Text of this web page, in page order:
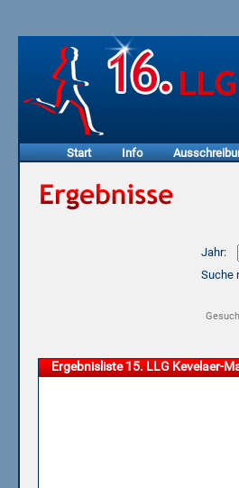
Start Info
Jahr:
Suche
Ergebnisliste 15. LLG Kevelaer-